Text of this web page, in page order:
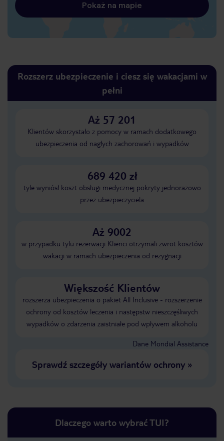
Pokaż na mapie
Rozszerz ubezpieczenie i ciesz się wakacjami w
pełni
Aż 57 201
Klientów skorzystało z pomocy w ramach dodatkowego
ubezpieczenia od nagłych zachorowań i wypadków
689 420 zł
tyle wyniósł koszt obsługi medycznej pokryty jednorazowo
przez ubezpieczyciela
Aż 9002
w przypadku tylu rezerwacji Klienci otrzymali zwrot kosztów
wakacji w ramach ubezpieczenia od rezygnacji
Większość Klientów
rozszerza ubezpieczenia o pakiet All Inclusive - rozszerzenie
ochrony od kosztów leczenia i następstw nieszczęśliwych
wypadków o zdarzenia zaistniałe pod wpływem alkoholu
Dane Mondial Assistance
Sprawdź szczegóły wariantów ochrony»
Dlaczego warto wybrać TUI?